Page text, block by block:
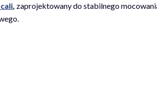
, zaprojektowany do stabilnego